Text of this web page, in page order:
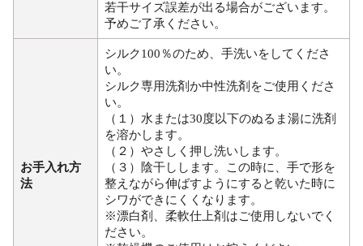
若干サイズ誤差が出る場合がございます。
予めご了承ください。
お手入れ方
法
シルク100％のため、手洗いをしてくださ
い。
シルク専用洗剤か中性洗剤をご使用くださ
い。
（１）水または30度以下のぬるま湯に洗剤
を溶かします。
（２）やさしく押し洗いします。
（３）陰干しします。この時に、手で形を
整えながら伸ばすようにすると乾いた時に
シワができにくくなります。
※漂白剤、柔軟仕上剤はご使用しないでく
ださい。